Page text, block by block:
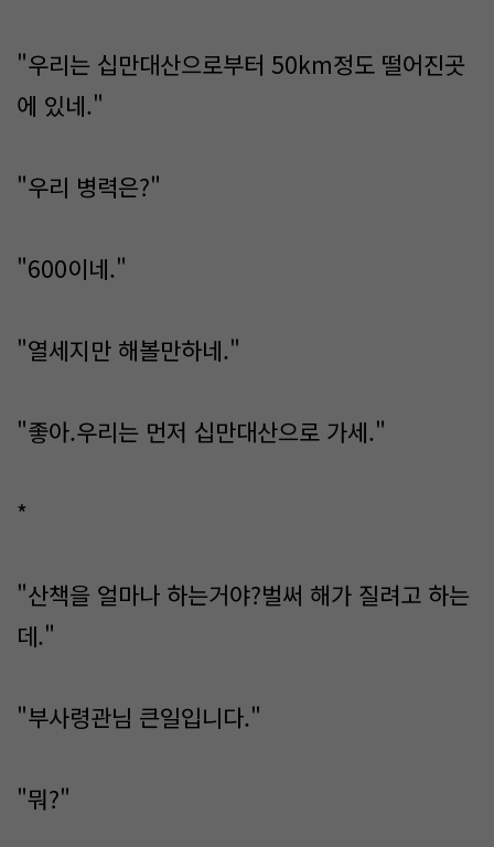
"우리는 십만대산으로부터 50km정도 떨어진곳
에 있네."
"우리 병력은?"
"600이네."
"열세지만 해볼만하네."
"좋아.우리는 먼저 십만대산으로 가세."
*
"산책을 얼마나 하는거야?벌써 해가 질려고 하는
데."
"부사령관님 큰일입니다."
"뭐?"